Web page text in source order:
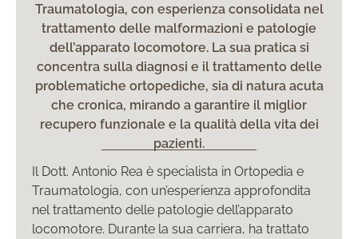
Traumatologia, con esperienza consolidata nel
trattamento delle malformazioni e patologie
dell’apparato locomotore. La sua pratica si
concentra sulla diagnosi e il trattamento delle
problematiche ortopediche, sia di natura acuta
che cronica, mirando a garantire il miglior
recupero funzionale e la qualità della vita dei
pazienti.
Il Dott. Antonio Rea è specialista in Ortopedia e
Traumatologia, con un’esperienza approfondita
nel trattamento delle patologie dell’apparato
locomotore. Durante la sua carriera, ha trattato